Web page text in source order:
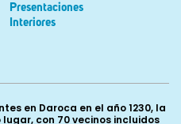
Presentaciones
Interiores
en Daroca en el año 1230, la
con 70 vecinos incluidos